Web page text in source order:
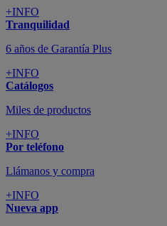
+INFO
Tranquilidad
6 años de Garantía Plus
+INFO
Catálogos
Miles de productos
+INFO
Por teléfono
Llámanos y compra
+INFO
Nueva app